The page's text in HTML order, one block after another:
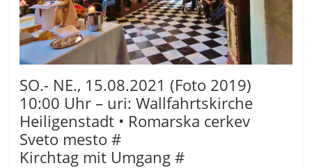
SO.- NE., 15.08.2021 (Foto 2019)
10:00 Uhr – uri: Wallfahrtskirche
Heiligenstadt • Romarska cerkev
Sveto mesto #
Kirchtag mit Umgang #